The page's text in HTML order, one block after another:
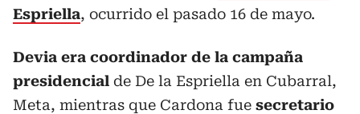
Espriella, ocurrido el pasado 16 de mayo.
Devia era coordinador de la campaña
presidencial de De la Espriella en Cubarral,
Meta, mientras que Cardona fue secretario